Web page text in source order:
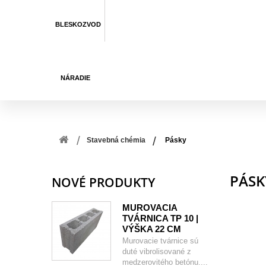
BLESKOZVOD
NÁRADIE
Stavebná chémia Pásky
NOVÉ PRODUKTY
MUROVACIA
TVÁRNICA TP 10 |
VÝŠKA 22 CM
Murovacie tvárnice sú
duté vibrolisované z
medzerovitého betónu....